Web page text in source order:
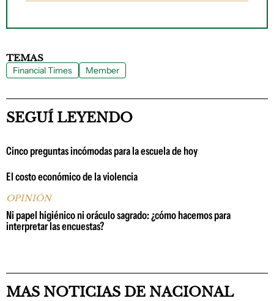
TEMAS
Financial Times Member
SEGUÍ LEYENDO
Cinco preguntas incómodas para la escuela de hoy
El costo económico de la violencia
OPINIÓN
Ni papel higiénico ni oráculo sagrado: ¿cómo hacemos para
interpretar las encuestas?
MAS NOTICIAS DE NACIONAL